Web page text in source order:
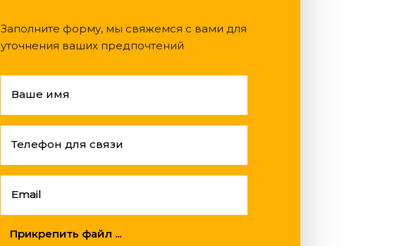
Заполните форму, мы свяжемся с вами для
уточнения ваших предпочтений
Ваше имя
Телефон для связи
Email
Прикрепить файл ...